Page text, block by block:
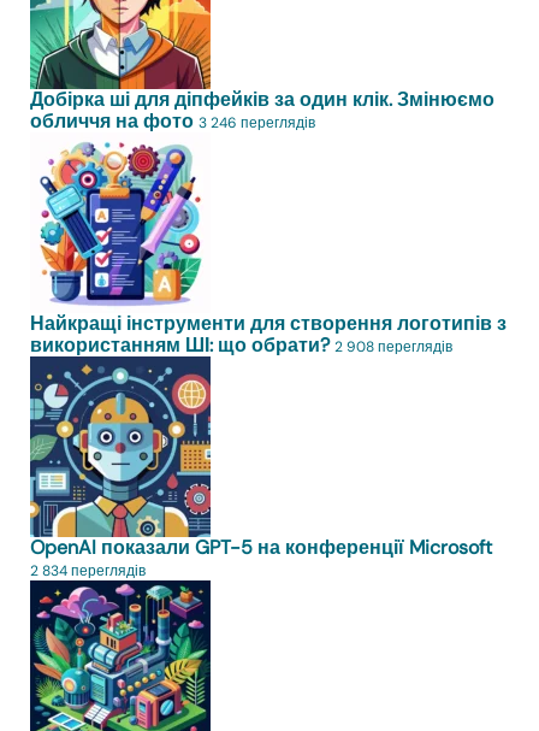
Добірка ші для діпфейків за один клік. Змінюємо
обличчя на фото 3 246 переглядів
Найкращі інструменти для створення логотипів з
використанням ШІ: що обрати? 2 908 переглядів
OpenAI показали GPT-5 на конференції Microsoft
2 834 переглядів